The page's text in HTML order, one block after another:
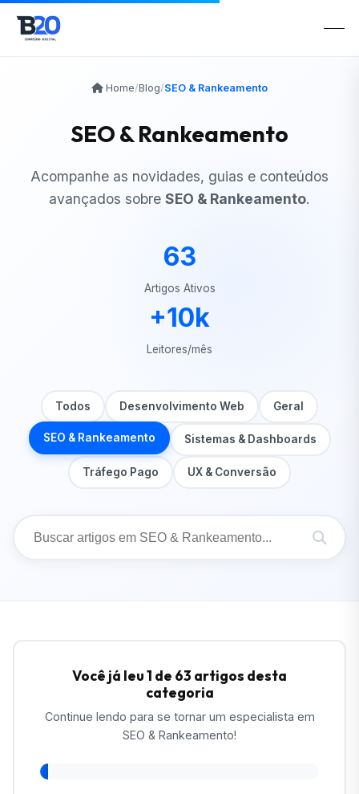
Home/Blog/SEO & Rankeamento
SEO & Rankeamento
Acompanhe as novidades, guias e conteúdos
avançados sobre SEO & Rankeamento.
63
Artigos Ativos
+10k
Leitores/mês
Todos Desenvolvimento Web Geral
SEO & Rankeamento Sistemas & Dashboards
Tráfego Pago UX & Conversão
Você já leu1 de 63 artigos desta
categoria
Continue lendo para se tornar um especialista em
SEO & Rankeamento!